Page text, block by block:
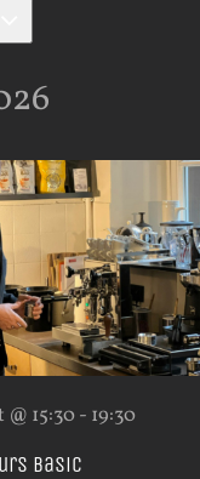
Basic
@ 15:30- 19:30